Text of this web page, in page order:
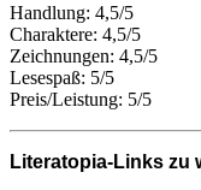
Handlung: 4,5/5
Charaktere: 4,5/5
Zeichnungen: 4,5/5
Lesespaß: 5/5
Preis/Leistung: 5/5
Literatopia-Links zu